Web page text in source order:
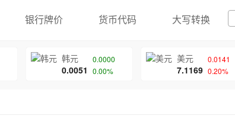
银行牌价 货币代码 大写转换
韩元
0.0051
0.0000
0.00%
美元
7.1169
0.0141
0.20%